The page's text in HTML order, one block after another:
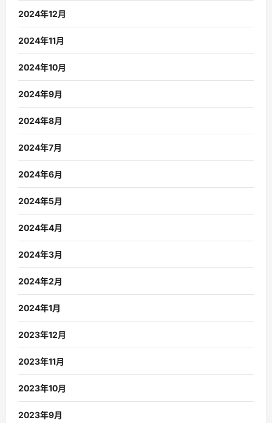
2024年12月
2024年11月
2024年10月
2024年9月
2024年8月
2024年7月
2024年6月
2024年5月
2024年4月
2024年3月
2024年2月
2024年1月
2023年12月
2023年11月
2023年10月
2023年9月